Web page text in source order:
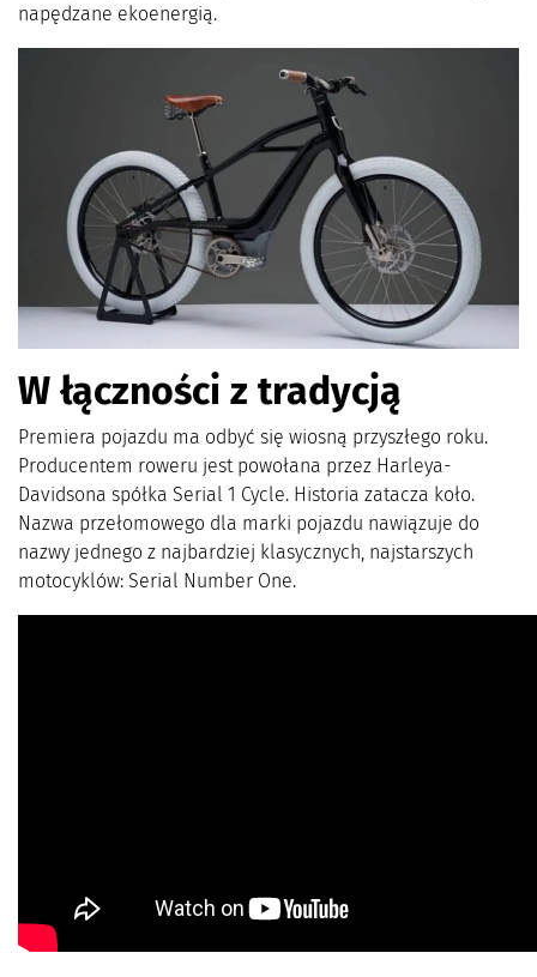
napędzane ekoenergią.
W łączności z tradycją
Premiera pojazdu ma odbyć się wiosną przyszłego roku.
Producentem roweru jest powołana przez Harleya-
Davidsona spółka Serial 1 Cycle. Historia zatacza koło.
Nazwa przełomowego dla marki pojazdu nawiązuje do
nazwy jednego z najbardziej klasycznych, najstarszych
motocyklów: Serial Number One.